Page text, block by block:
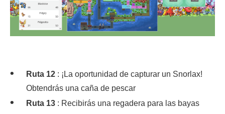
Ruta 12 : ¡La oportunidad de capturar un Snorlax!
Obtendrás una caña de pescar
Ruta 13 : Recibirás una regadera para las bayas